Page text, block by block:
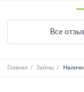
Все
Главная Займы